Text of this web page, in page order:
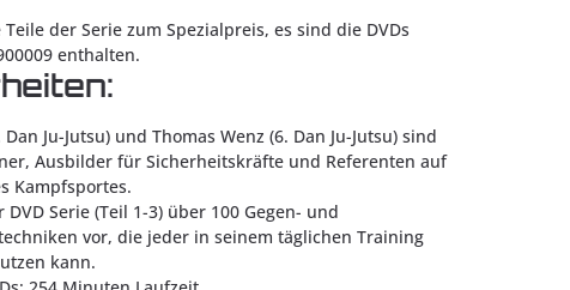
der Serie zum Spezialpreis, es sind die DVDs
enthalten.
Ju-Jutsu) und Thomas Wenz (6. Dan Ju-Jutsu) sind
Ausbilder für Sicherheitskräfte und Referenten auf
Kampfsportes.
Serie (Teil 1-3) über 100 Gegen- und
vor, die jeder in seinem täglichen Training
kann.